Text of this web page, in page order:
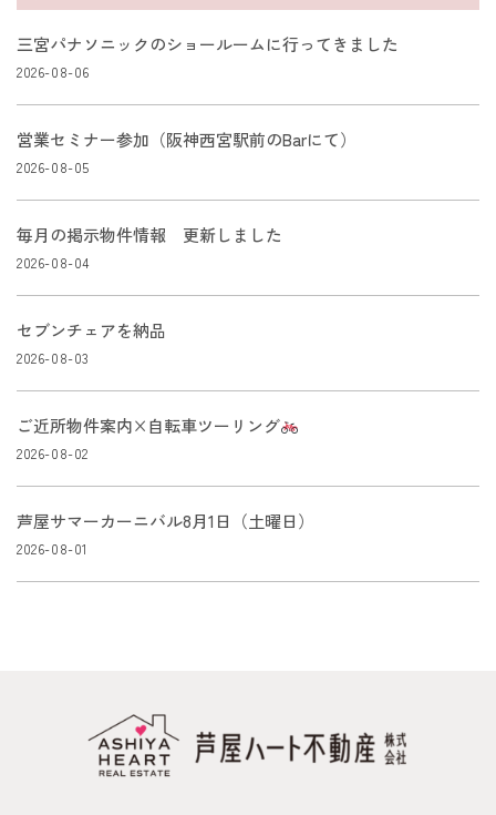
三宮パナソニックのショールームに行ってきました
2026-08-06
営業セミナー参加（阪神西宮駅前のBarにて）
2026-08-05
毎月の掲示物件情報 更新しました
2026-08-04
セブンチェアを納品
2026-08-03
ご近所物件案内×自転車ツーリング
2026-08-02
芦屋サマーカーニバル8月1日（土曜日）
2026-08-01